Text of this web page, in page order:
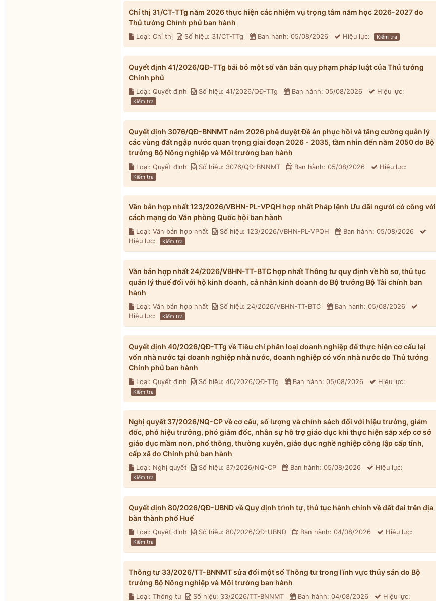
Chỉ thị 31/CT-TTg năm 2026 thực hiện các nhiệm vụ trọng tâm năm học 2026-2027 do
Thủ tướng Chính phủ ban hành
Loại: Chỉ thị Số hiệu: 31/CT-TTg Ban hành: 05/08/2026 Hiệu lực: Kiểm tra
Quyết định 41/2026/QĐ-TTg bãi bỏ một số văn bản quy phạm pháp luật của Thủ tướng
Chính phủ
Loại: Quyết định Số hiệu: 41/2026/QĐ-TTg Ban hành: 05/08/2026 Hiệu lực:
Kiểm tra
Quyết định 3076/QĐ-BNNMT năm 2026 phê duyệt Đề án phục hồi và tăng cường quản lý
các vùng đất ngập nước quan trọng giai đoạn 2026 - 2035, tầm nhìn đến năm 2050 do Bộ
trưởng Bộ Nông nghiệp và Môi trường ban hành
Loại: Quyết định Số hiệu: 3076/QĐ-BNNMT Ban hành: 05/08/2026 Hiệu lực:
Kiểm tra
Văn bản hợp nhất 123/2026/VBHN-PL-VPQH hợp nhất Pháp lệnh Ưu đãi người có công với
cách mạng do Văn phòng Quốc hội ban hành
Loại: Văn bản hợp nhất Số hiệu: 123/2026/VBHN-PL-VPQH
Ban hành: 05/08/2026
Hiệu lực:
Kiểm tra
Văn bản hợp nhất 24/2026/VBHN-TT-BTC hợp nhất Thông tư quy định về hồ sơ, thủ tục
quản lý thuế đối với hộ kinh doanh, cá nhân kinh doanh do Bộ trưởng Bộ Tài chính ban
hành
Loại: Văn bản hợp nhất Số hiệu: 24/2026/VBHN-TT-BTC
Ban hành: 05/08/2026
Hiệu lực:
Kiểm tra
Quyết định 40/2026/QĐ-TTg về Tiêu chí phân loại doanh nghiệp để thực hiện cơ cấu lại
vốn nhà nước tại doanh nghiệp nhà nước, doanh nghiệp có vốn nhà nước do Thủ tướng
Chính phủ ban hành
Loại: Quyết định Số hiệu: 40/2026/QĐ-TTg Ban hành: 05/08/2026 Hiệu lực:
Kiểm tra
Nghị quyết 37/2026/NQ-CP về cơ cấu, số lượng và chính sách đối với hiệu trưởng, giám
đốc, phó hiệu trưởng, phó giám đốc, nhân sự hỗ trợ giáo dục khi thực hiện sắp xếp cơ sở
giáo dục mầm non, phổ thông, thường xuyên, giáo dục nghề nghiệp công lập cấp tỉnh,
cấp xã do Chính phủ ban hành
Loại: Nghị quyết Số hiệu: 37/2026/NQ-CP Ban hành: 05/08/2026 Hiệu lực:
Kiểm tra
Quyết định 80/2026/QĐ-UBND về Quy định trình tự, thủ tục hành chính về đất đai trên địa
bàn thành phố Huế
Loại: Quyết định Số hiệu: 80/2026/QĐ-UBND Ban hành: 04/08/2026 Hiệu lực:
Kiểm tra
Thông tư 33/2026/TT-BNNMT sửa đổi một số Thông tư trong lĩnh vực thủy sản do Bộ
trưởng Bộ Nông nghiệp và Môi trường ban hành
Loại: Thông tư Số hiệu: 33/2026/TT-BNNMT Ban hành: 04/08/2026 Hiệu lực: